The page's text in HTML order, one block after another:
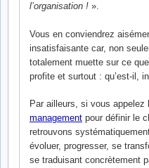
l’organisation ! ».
Vous en conviendrez
insatisfaisante car, non
totalement muette sur ce
profite et surtout : qu’est-il,
Par ailleurs, si vous
management pour définir le
retrouvons
évoluer, progresser, se
se traduisant concrètement